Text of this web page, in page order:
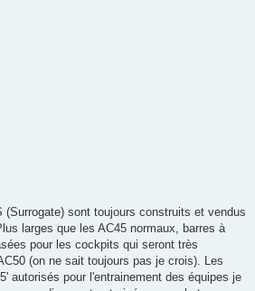
(Surrogate) sont toujours construits et vendus
larges que les AC45 normaux, barres à
pour les cockpits qui seront très
(on ne sait toujours pas je crois). Les
autorisés pour l'entrainement des équipes je